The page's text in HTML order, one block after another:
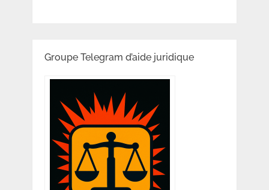
Groupe Telegram d’aide juridique